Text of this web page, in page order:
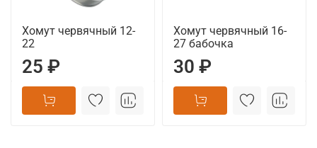
Хомут червячный 12-
22
25 ₽
Хомут червячный 16-
27 бабочка
30 ₽